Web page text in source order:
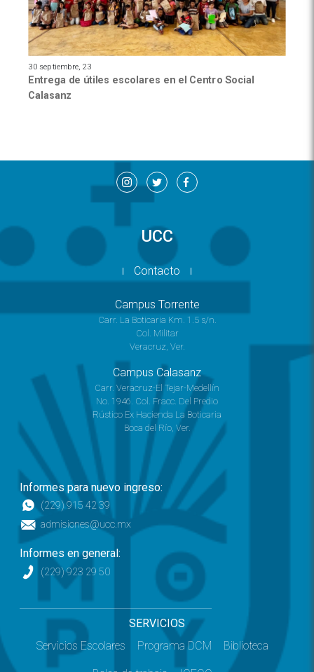
30 septiembre, 23
Entrega de útiles escolares en el Centro Social
Calasanz
UCC
Contacto
Campus Torrente
Carr. La Boticaria Km. 1.5 s/n.
Col. Militar
Veracruz, Ver.
Campus Calasanz
Carr. Veracruz-El Tejar-Medellín
No. 1946. Col. Fracc. Del Predio
Rústico Ex Hacienda La Boticaria
Boca del Río, Ver.
Informes para nuevo ingreso:
(229) 915 42 39
admisiones@ucc.mx
Informes en general:
(229) 923 29 50
SERVICIOS
Servicios Escolares
Programa DCM Biblioteca